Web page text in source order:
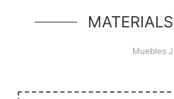
Muebles